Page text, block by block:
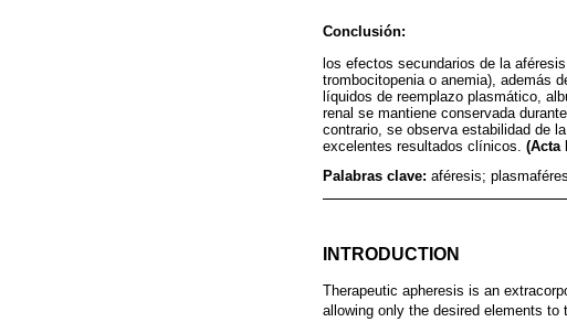
Conclusión:
los efectos secundarios de la
trombocitopenia o anemia), además
líquidos de reemplazo plasmático,
renal se mantiene conservada
contrario, se observa estabilidad de
excelentes resultados clínicos. (Acta
Palabras clave: aféresis;
INTRODUCTION
Therapeutic apheresis is an
allowing only the desired elements to